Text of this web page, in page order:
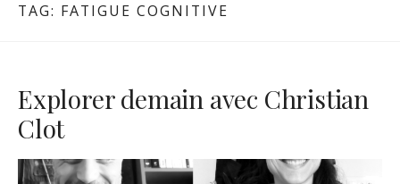
TAG: FATIGUE COGNITIVE
Explorer demain avec Christian
Clot